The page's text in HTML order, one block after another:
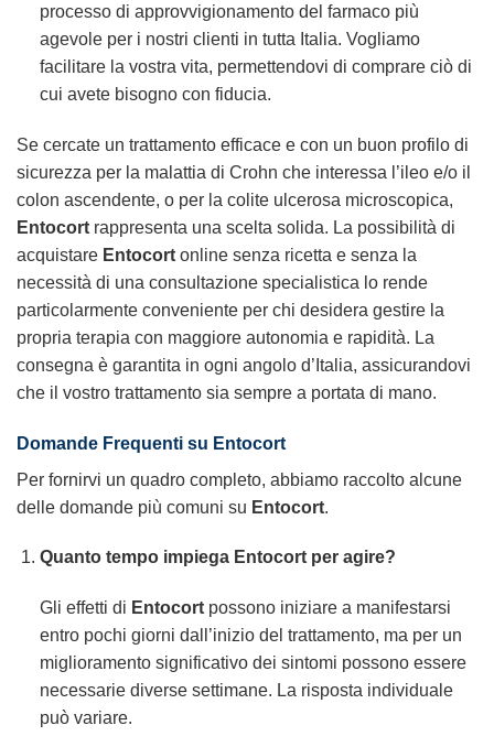
processo di approvvigionamento del farmaco più
agevole per i nostri clienti in tutta Italia. Vogliamo
facilitare la vostra vita, permettendovi di comprare ciò di
cui avete bisogno con fiducia.
Se cercate un trattamento efficace e con un buon profilo di
sicurezza per la malattia di Crohn che interessa l’ileo e/o il
colon ascendente, o per la colite ulcerosa microscopica,
Entocort rappresenta una scelta solida. La possibilità di
acquistare Entocort online senza ricetta e senza la
necessità di una consultazione specialistica lo rende
particolarmente conveniente per chi desidera gestire la
propria terapia con maggiore autonomia e rapidità. La
consegna è garantita in ogni angolo d’Italia, assicurandovi
che il vostro trattamento sia sempre a portata di mano.
Domande Frequenti su Entocort
Per fornirvi un quadro completo, abbiamo raccolto alcune
delle domande più comuni su Entocort.
Quanto tempo impiega Entocort per agire?
Gli effetti di Entocortpossono iniziare a manifestarsi
entro pochi giorni dall’inizio del trattamento, ma per un
miglioramento significativo dei sintomi possono essere
necessarie diverse settimane. La risposta individuale
può variare.